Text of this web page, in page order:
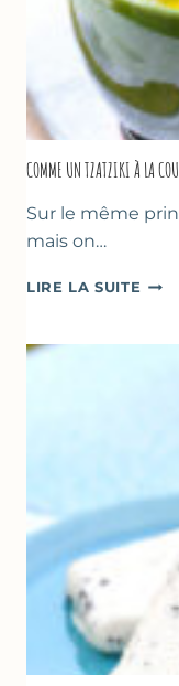
COMME UN TZATZIKI À LA
Sur le même
mais on…
LIRE LA SUITE
À